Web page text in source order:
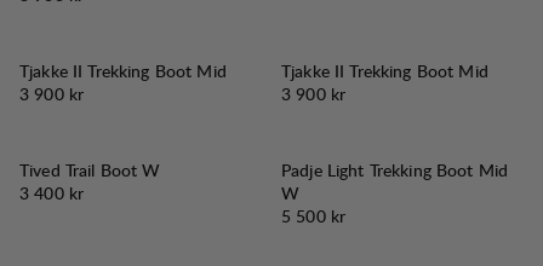
Tjakke II Trekking Boot Mid
Pris:
3 900 kr
Tjakke II Trekking Boot Mid
Pris:
3 900 kr
Tived Trail Boot W
Pris:
3 400 kr
Padje Light Trekking Boot Mid
W
Pris:
5 500 kr